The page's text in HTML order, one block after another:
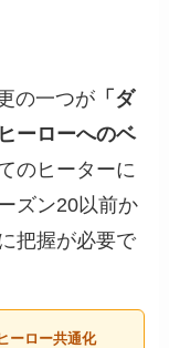
の一つが 「ダ
ーローへのベ
のヒーターに
ズン20以前か
把握が必要で
ーロー共通化